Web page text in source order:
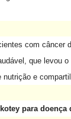
com câncer
que levou
e
para doença